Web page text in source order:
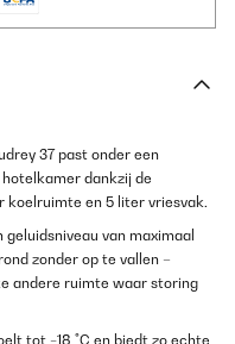
37 past onder een
dankzij de
en 5 liter vriesvak.
geluidsniveau van maximaal
zonder op te vallen –
andere ruimte waar storing
tot −18 °C en biedt zo echte